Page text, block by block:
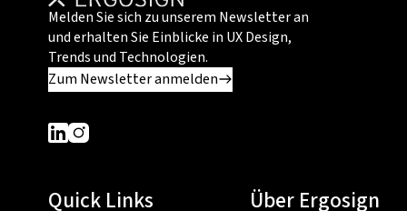
Melden Sie sich zu unserem Newsletter an
und erhalten Sie Einblicke in UX Design,
Trends und Technologien.
Zum Newsletter anmelden
Dieser Link führt zu einer externen Seite
Dieser Link führt zu einer externen Seite
Quick Links Über Ergosign